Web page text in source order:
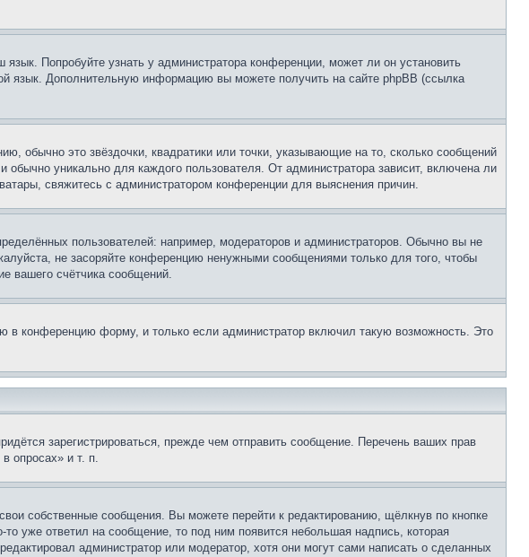
Попробуйте узнать у администратора конференции, может ли он установить
язык. Дополнительную информацию вы можете получить на сайте phpBB (ссылка
обычно это звёздочки, квадратики или точки, указывающие на то, сколько сообщений
уникально для каждого пользователя. От администратора зависит, включена ли
свяжитесь с администратором конференции для выяснения причин.
пользователей: например, модераторов и администраторов. Обычно вы не
не засоряйте конференцию ненужными сообщениями только для того, чтобы
вашего счётчика сообщений.
в конференцию форму, и только если администратор включил такую возможность. Это
зарегистрироваться, прежде чем отправить сообщение. Перечень ваших прав
опросах» и т. п.
собственные сообщения. Вы можете перейти к редактированию, щёлкнув по кнопке
уже ответил на сообщение, то под ним появится небольшая надпись, которая
администратор или модератор, хотя они могут сами написать о сделанных